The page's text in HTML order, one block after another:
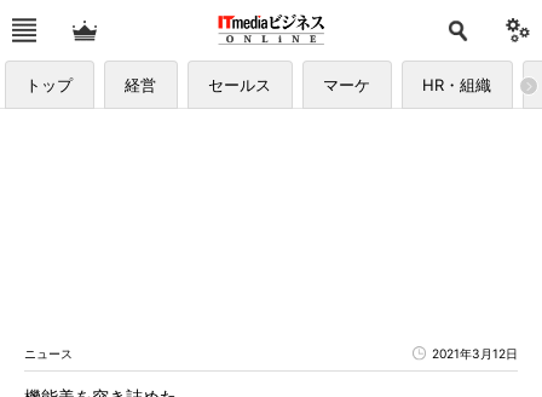
トップ 経営 セールス マーケ HR・組織
ニュース 2021年3月12日